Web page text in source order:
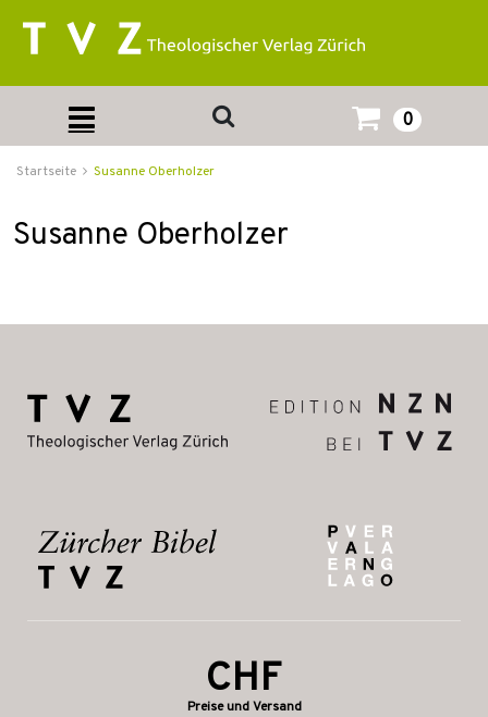
0
Startseite Susanne Oberholzer
Susanne Oberholzer
CHF
Preise und Versand